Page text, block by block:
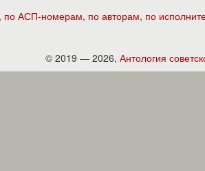
, по АСП-номерам, по авторам, по
© 2019 — 2026, Антология